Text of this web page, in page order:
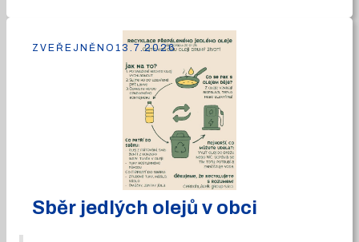
Sběr jedlých olejů v obci
ZVEŘEJNĚNO 13.7.2026